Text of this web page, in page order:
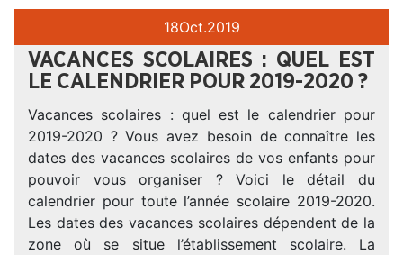
18Oct.2019
VACANCES SCOLAIRES : QUEL EST
LE CALENDRIER POUR 2019-2020 ?
Vacances scolaires : quel est le calendrier pour
2019-2020 ? Vous avez besoin de connaître les
dates des vacances scolaires de vos enfants pour
pouvoir vous organiser ? Voici le détail du
calendrier pour toute l’année scolaire 2019-2020.
Les dates des vacances scolaires dépendent de la
zone où se situe l’établissement scolaire. La